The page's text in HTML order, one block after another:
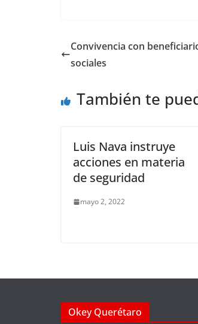
e
b
o
er l s
p
Convivencia con
sociales
También te
Luis Nava instruye
acciones en materia
de seguridad
mayo 2, 2022
Okey Querétaro